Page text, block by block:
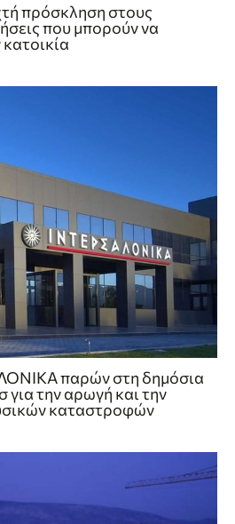
πρόσκληση στους
που μπορούν να
παρών στη δημόσια
για την αρωγή και την
καταστροφών